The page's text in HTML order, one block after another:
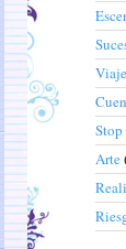
Arte